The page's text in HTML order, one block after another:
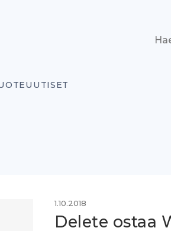
1.10.2018
Delete ostaa